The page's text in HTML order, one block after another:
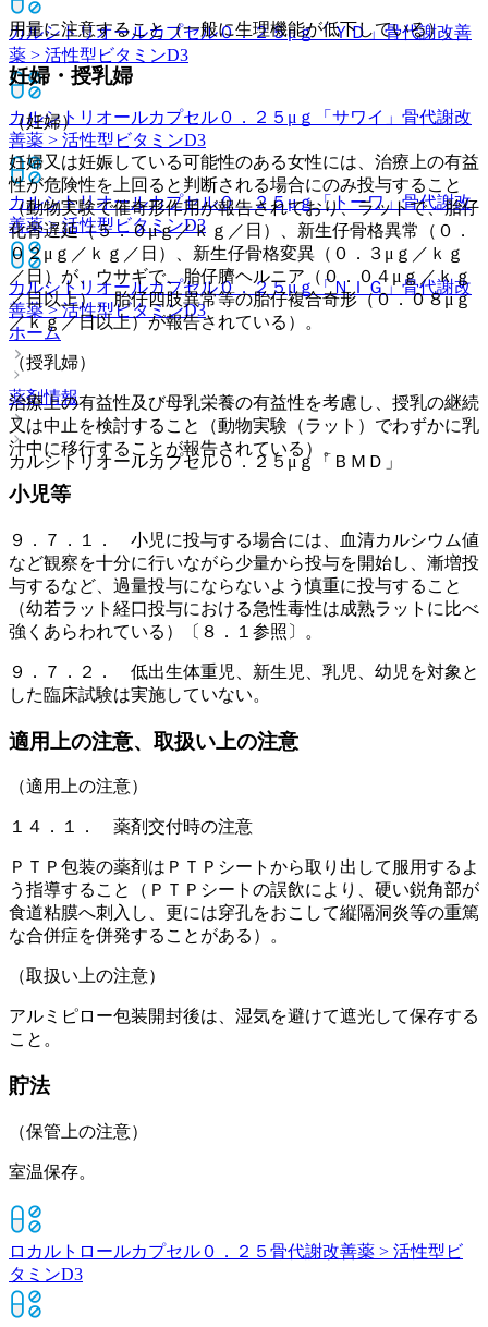
カルシトリオールカプセル０．２５μｇ「ＹＤ」骨代謝改善
薬 > 活性型ビタミンD3
カルシトリオールカプセル０．２５μｇ「サワイ」 骨代謝改
善薬 > 活性型ビタミンD3
カルシトリオールカプセル０．２５μｇ「トーワ」骨代謝改
善薬 > 活性型ビタミンD3
カルシトリオールカプセル０．２５μｇ「ＮＩＧ」骨代謝改
善薬 > 活性型ビタミンD3
ホーム
薬剤情報
カルシトリオールカプセル０．２５μｇ「ＢＭＤ」
用量に注意すること（一般に生理機能が低下している）。
妊婦・授乳婦
（妊婦）
妊婦又は妊娠している可能性のある女性には、治療上の有益
性が危険性を上回ると判断される場合にのみ投与すること
（動物実験で催奇形作用が報告されており、ラットで、胎仔
化骨遅延（５．０μｇ／ｋｇ／日）、新生仔骨格異常（０．
０２μｇ／ｋｇ／日）、新生仔骨格変異（０．３μｇ／ｋｇ
／日）が、ウサギで、胎仔臍ヘルニア（０．０４μｇ／ｋｇ
／日以上）、胎仔四肢異常等の胎仔複合奇形（０．０８μｇ
／ｋｇ／日以上）が報告されている）。
（授乳婦）
治療上の有益性及び母乳栄養の有益性を考慮し、授乳の継続
又は中止を検討すること（動物実験（ラット）でわずかに乳
汁中に移行することが報告されている）。
小児等
９．７．１． 小児に投与する場合には、血清カルシウム値
など観察を十分に行いながら少量から投与を開始し、漸増投
与するなど、過量投与にならないよう慎重に投与すること
（幼若ラット経口投与における急性毒性は成熟ラットに比べ
強くあらわれている）〔８．１参照〕。
９．７．２． 低出生体重児、新生児、乳児、幼児を対象と
した臨床試験は実施していない。
適用上の注意、取扱い上の注意
（適用上の注意）
１４．１． 薬剤交付時の注意
ＰＴＰ包装の薬剤はＰＴＰシートから取り出して服用するよ
う指導すること（ＰＴＰシートの誤飲により、硬い鋭角部が
食道粘膜へ刺入し、更には穿孔をおこして縦隔洞炎等の重篤
な合併症を併発することがある）。
（取扱い上の注意）
アルミピロー包装開封後は、湿気を避けて遮光して保存する
こと。
貯法
（保管上の注意）
室温保存。
ロカルトロールカプセル０．２５ 骨代謝改善薬 > 活性型ビ
タミンD3